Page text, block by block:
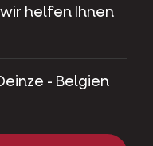
helfen Ihnen
- Belgien